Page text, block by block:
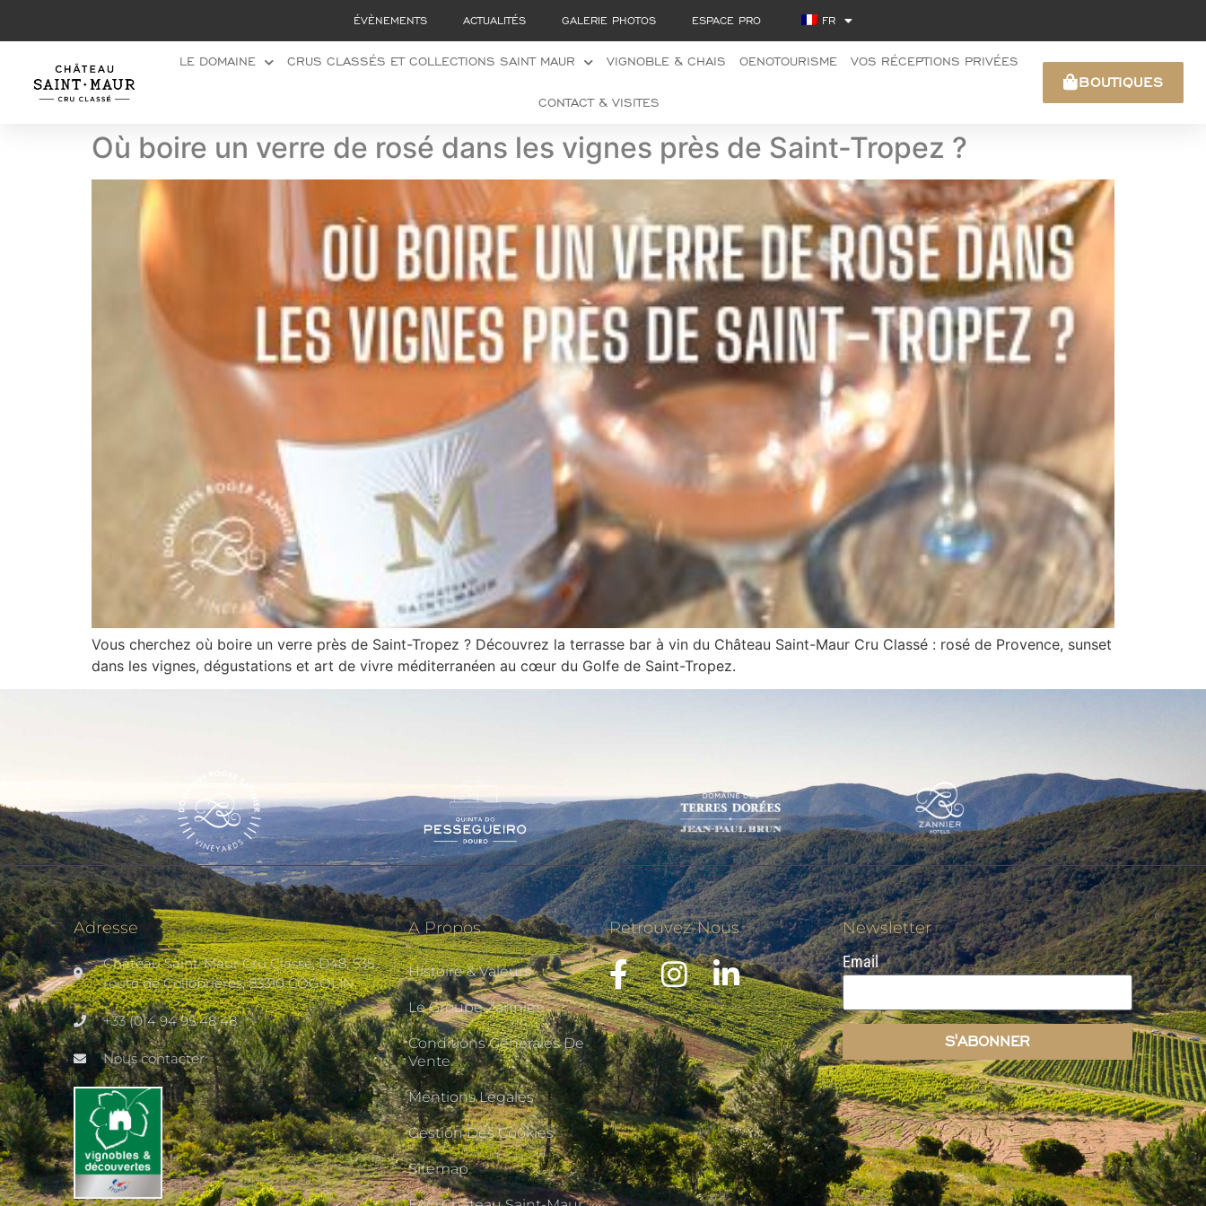
ÉVÈNEMENTS ACTUALITÉS GALERIE PHOTOS ESPACE PRO FR
LE DOMAINE CRUS CLASSÉS ET COLLECTIONS SAINT MAUR VIGNOBLE & CHAIS OENOTOURISME VOS RÉCEPTIONS PRIVÉES
CONTACT & VISITES
BOUTIQUES
Où boire un verre de rosé dans les vignes près de Saint-Tropez ?
Vous cherchez où boire un verre près de Saint-Tropez ? Découvrez la terrasse bar à vin du Château Saint-Maur Cru Classé : rosé de Provence, sunset
dans les vignes, dégustations et art de vivre méditerranéen au cœur du Golfe de Saint-Tropez.
Adresse
Château Saint-Maur Cru Classé, D48, 535
route de Collobrières, 83310 COGOLIN
+33 (0)4 94 95 48 48
Nous contacter
A Propos
Histoire & Valeurs
Le Groupe Zannier
Conditions Générales De
Vente
Mentions Légales
Gestion Des Cookies
Sitemap
Retrouvez-Nous Newsletter
Email
S'ABONNER